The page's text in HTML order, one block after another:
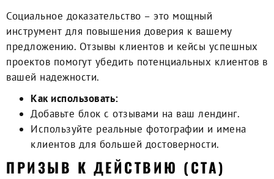
Социальное доказательство – это мощный
инструмент для повышения доверия к вашему
предложению. Отзывы клиентов и кейсы успешных
проектов помогут убедить потенциальных клиентов в
вашей надежности.
Как использовать:
Добавьте блок с отзывами на ваш лендинг.
Используйте реальные фотографии и имена
клиентов для большей достоверности.
ПРИЗЫВ К ДЕЙСТВИЮ (CTA)